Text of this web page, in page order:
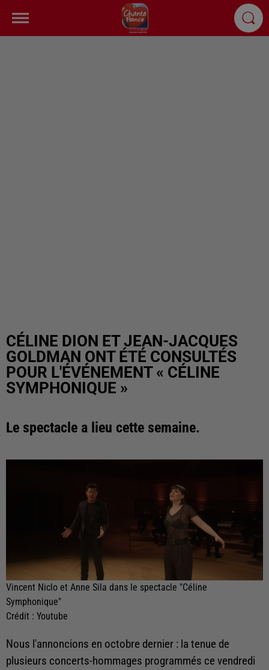
CÉLINE DION ET JEAN-JACQUES
GOLDMAN ONT ÉTÉ CONSULTÉS
POUR L'ÉVÉNEMENT « CÉLINE
SYMPHONIQUE »
Le spectacle a lieu cette semaine.
Vincent Niclo et Anne Sila dans le spectacle "Céline
Symphonique"
Crédit : Youtube
Nous l'annoncions en octobre dernier : la tenue de
plusieurs concerts-hommages programmés ce vendredi